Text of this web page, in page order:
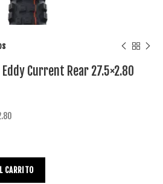
Current Rear 27.5×2.80
CARRITO